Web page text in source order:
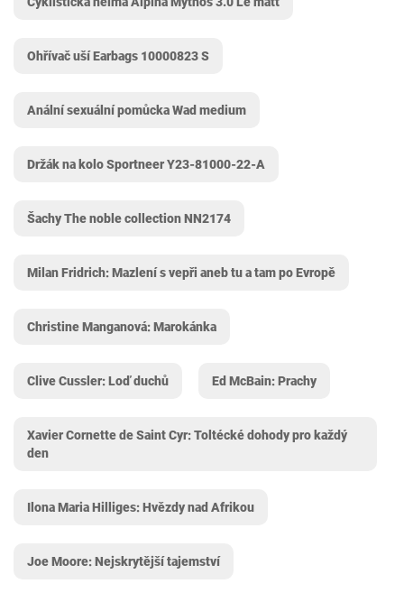
Ohřívač uší Earbags 10000823 S
Anální sexuální pomůcka Wad medium
Držák na kolo Sportneer Y23-81000-22-A
Šachy The noble collection NN2174
Milan Fridrich: Mazlení s vepři aneb tu a tam po Evropě
Christine Manganová: Marokánka
Clive Cussler: Loď duchů Ed McBain: Prachy
Xavier Cornette de Saint Cyr: Toltécké dohody pro každý
den
Ilona Maria Hilliges: Hvězdy nad Afrikou
Joe Moore: Nejskrytější tajemství